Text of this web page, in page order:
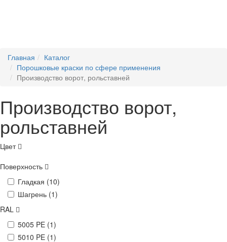
Главная
Каталог
Порошковые краски по сфере применения
Производство ворот, рольставней
Производство ворот,
рольставней
Цвет
Поверхность
Гладкая (10)
Шагрень (1)
RAL
5005 PE (1)
5010 PE (1)